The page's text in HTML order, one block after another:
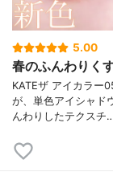
5.00
春のふんわりく
KATEザ アイカラー
が、単色アイシャド
んわりしたテクスチ